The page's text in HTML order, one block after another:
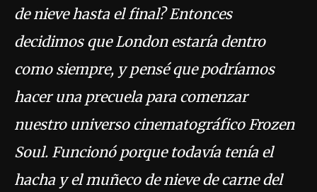
de nieve hasta el final? Entonces
decidimos que London estaría dentro
como siempre, y pensé que podríamos
hacer una precuela para comenzar
nuestro universo cinematográfico Frozen
Soul. Funcionó porque todavía tenía el
hacha y el muñeco de nieve de carne del